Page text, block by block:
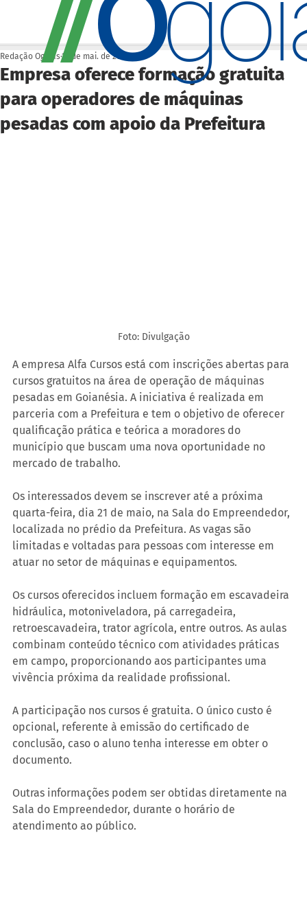
Empresa oferece formação gratuita
para operadores de máquinas
pesadas com apoio da Prefeitura
Redação Ogoiás 19 de mai. de 2025
Foto: Divulgação
A empresa Alfa Cursos está com inscrições abertas para
cursos gratuitos na área de operação de máquinas
pesadas em Goianésia. A iniciativa é realizada em
parceria com a Prefeitura e tem o objetivo de oferecer
qualificação prática e teórica a moradores do
município que buscam uma nova oportunidade no
mercado de trabalho.
Os interessados devem se inscrever até a próxima
quarta-feira, dia 21 de maio, na Sala do Empreendedor,
localizada no prédio da Prefeitura. As vagas são
limitadas e voltadas para pessoas com interesse em
atuar no setor de máquinas e equipamentos.
Os cursos oferecidos incluem formação em escavadeira
hidráulica, motoniveladora, pá carregadeira,
retroescavadeira, trator agrícola, entre outros. As aulas
combinam conteúdo técnico com atividades práticas
em campo, proporcionando aos participantes uma
vivência próxima da realidade profissional.
A participação nos cursos é gratuita. O único custo é
opcional, referente à emissão do certificado de
conclusão, caso o aluno tenha interesse em obter o
documento.
Outras informações podem ser obtidas diretamente na
Sala do Empreendedor, durante o horário de
atendimento ao público.